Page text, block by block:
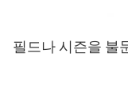
필드나 시즌을 불